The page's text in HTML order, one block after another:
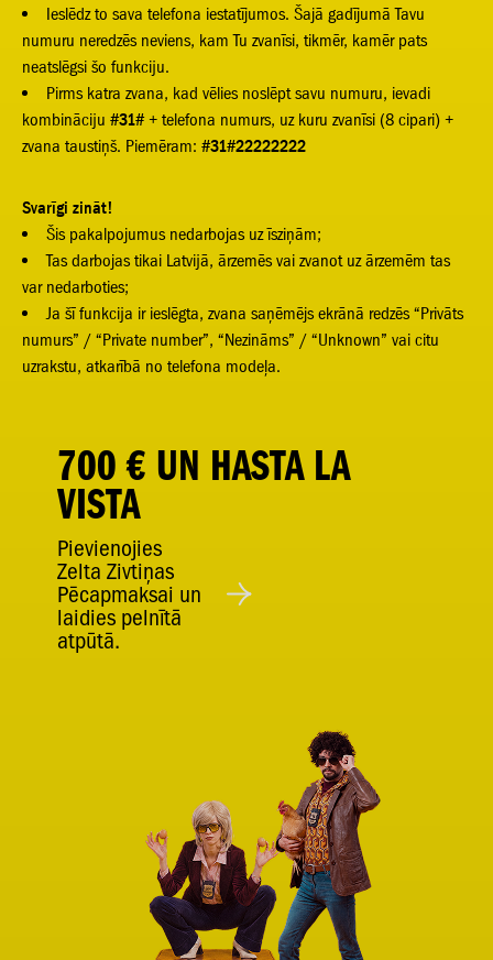
Ieslēdz to sava telefona iestatījumos. Šajā gadījumā Tavu
numuru neredzēs neviens, kam Tu zvanīsi, tikmēr, kamēr pats
neatslēgsi šo funkciju.
Pirms katra zvana, kad vēlies noslēpt savu numuru, ievadi
kombināciju #31#+ telefona numurs, uz kuru zvanīsi (8 cipari) +
zvana taustiņš. Piemēram: #31#22222222
Svarīgi zināt!
Šis pakalpojumus nedarbojas uz īsziņām;
Tas darbojas tikai Latvijā, ārzemēs vai zvanot uz ārzemēm tas
var nedarboties;
Ja šī funkcija ir ieslēgta, zvana saņēmējs ekrānā redzēs “Privāts
numurs” / “Private number”, “Nezināms” / “Unknown” vai citu
uzrakstu, atkarībā no telefona modeļa.
700 € UN HASTA LA
VISTA
Pievienojies
Zelta Zivtiņas
Pēcapmaksai un
laidies pelnītā
atpūtā.